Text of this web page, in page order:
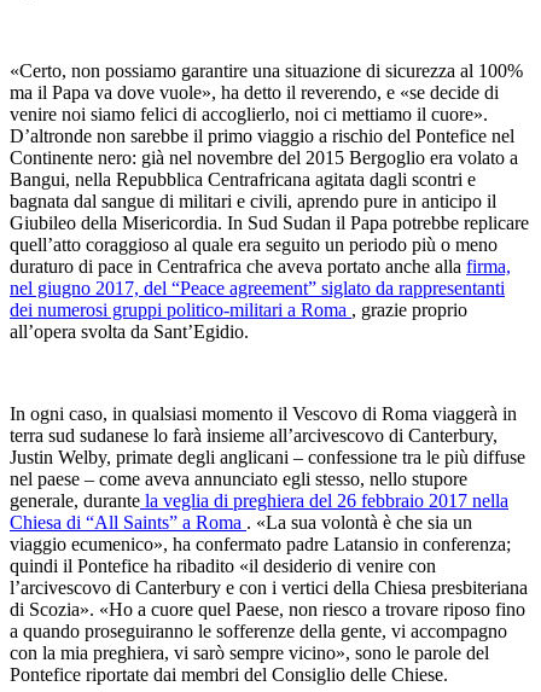
«Certo, non possiamo garantire una situazione di sicurezza al 100%
ma il Papa va dove vuole», ha detto il reverendo, e «se decide di
venire noi siamo felici di accoglierlo, noi ci mettiamo il cuore».
D’altronde non sarebbe il primo viaggio a rischio del Pontefice nel
Continente nero: già nel novembre del 2015 Bergoglio era volato a
Bangui, nella Repubblica Centrafricana agitata dagli scontri e
bagnata dal sangue di militari e civili, aprendo pure in anticipo il
Giubileo della Misericordia. In Sud Sudan il Papa potrebbe replicare
quell’atto coraggioso al quale era seguito un periodo più o meno
duraturo di pace in Centrafrica che aveva portato anche alla firma,
nel giugno 2017, del “Peace agreement” siglato da rappresentanti
dei numerosi gruppi politico-militari a Roma , grazie proprio
all’opera svolta da Sant’Egidio.
In ogni caso, in qualsiasi momento il Vescovo di Roma viaggerà in
terra sud sudanese lo farà insieme all’arcivescovo di Canterbury,
Justin Welby, primate degli anglicani – confessione tra le più diffuse
nel paese – come aveva annunciato egli stesso, nello stupore
generale, durante la veglia di preghiera del 26 febbraio 2017 nella
Chiesa di “All Saints” a Roma . «La sua volontà è che sia un
viaggio ecumenico», ha confermato padre Latansio in conferenza;
quindi il Pontefice ha ribadito «il desiderio di venire con
l’arcivescovo di Canterbury e con i vertici della Chiesa presbiteriana
di Scozia». «Ho a cuore quel Paese, non riesco a trovare riposo fino
a quando proseguiranno le sofferenze della gente, vi accompagno
con la mia preghiera, vi sarò sempre vicino», sono le parole del
Pontefice riportate dai membri del Consiglio delle Chiese.